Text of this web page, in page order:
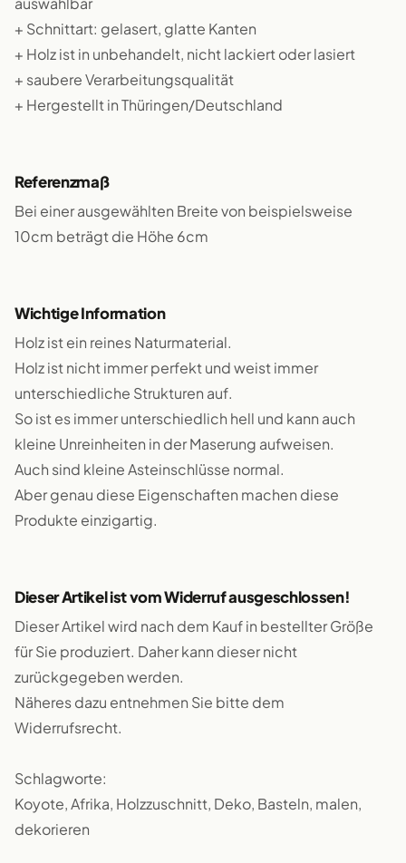
+ Schnittart: gelasert, glatte Kanten
+ Holz ist in unbehandelt, nicht lackiert oder lasiert
+ saubere Verarbeitungsqualität
+ Hergestellt in Thüringen/Deutschland
Referenzmaß
Bei einer ausgewählten Breite von beispielsweise
10cm beträgt die Höhe 6cm
Wichtige Information
Holz ist ein reines Naturmaterial.
Holz ist nicht immer perfekt und weist immer
unterschiedliche Strukturen auf.
So ist es immer unterschiedlich hell und kann auch
kleine Unreinheiten in der Maserung aufweisen.
Auch sind kleine Asteinschlüsse normal.
Aber genau diese Eigenschaften machen diese
Produkte einzigartig.
Dieser Artikel ist vom Widerruf ausgeschlossen!
Dieser Artikel wird nach dem Kauf in bestellter Größe
für Sie produziert. Daher kann dieser nicht
zurückgegeben werden.
Näheres dazu entnehmen Sie bitte dem
Widerrufsrecht.
Schlagworte:
Koyote, Afrika, Holzzuschnitt, Deko, Basteln, malen,
dekorieren